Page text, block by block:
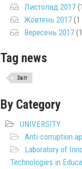
Листопад 2017
Жовтень 2017(1
Вересень 2017
Tag news
Звіт
By Category
UNIVERSITY
Anti-corruption
Laboratory of
Technologies in